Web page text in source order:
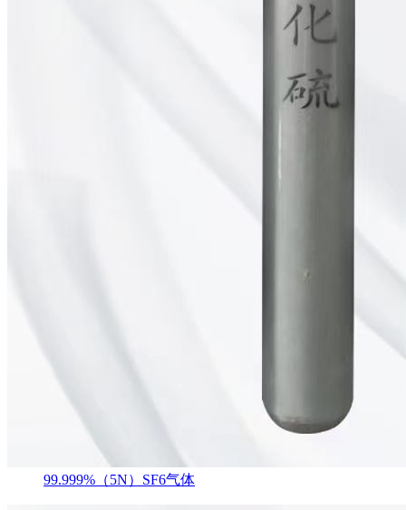
99.999%（5N）SF6气体